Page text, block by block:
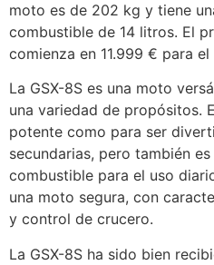
moto es de 202 kg y tiene
combustible de 14 litros. El
comienza en 11.999 € para
La GSX-8S es una moto
una variedad de propósitos.
potente como para ser
secundarias, pero también
combustible para el uso
una moto segura, con
y control de crucero.
La GSX-8S ha sido bien